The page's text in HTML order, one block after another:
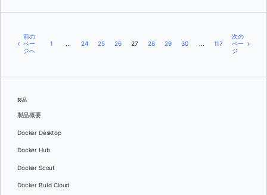
前の
ペー
ジへ
1 ... 24 25 26 27 28 29 30 ... 117
次の
ペー
ジ
製品
製品概要
Docker Desktop
Docker Hub
Docker Scout
Docker Build Cloud